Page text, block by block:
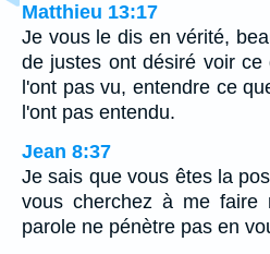
Matthieu 13:17
Je vous le dis en vérité,
de justes ont désiré voir
l'ont pas vu, entendre ce
l'ont pas entendu.
Jean 8:37
Je sais que vous êtes la
vous cherchez à me faire
parole ne pénètre pas en